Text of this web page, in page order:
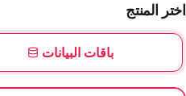
اختر المنتج
باقات البيانات